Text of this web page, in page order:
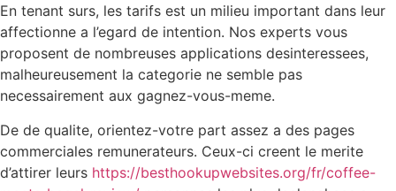
En tenant surs, les tarifs est un milieu important dans leur
affectionne a l’egard de intention. Nos experts vous
proposent de nombreuses applications desinteressees,
malheureusement la categorie ne semble pas
necessairement aux gagnez-vous-meme.
De de qualite, orientez-votre part assez a des pages
commerciales remunerateurs. Ceux-ci creent le merite
d’attirer leurs https://besthookupwebsites.org/fr/coffee-